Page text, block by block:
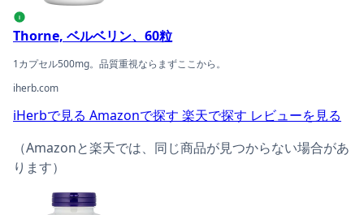
i
Thorne, ベルベリン、60粒
1カプセル500mg。品質重視ならまずここから。
iherb.com
iHerbで見る Amazonで探す 楽天で探す レビューを見る
（Amazonと楽天では、同じ商品が見つからない場合があ
ります）
NOW Foods, ベルベリンの商品ページへ